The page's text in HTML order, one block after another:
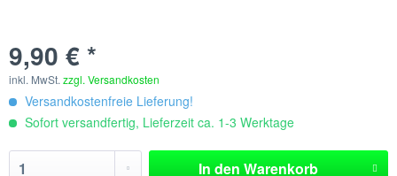
9,90 € *
inkl. MwSt. zzgl. Versandkosten
Versandkostenfreie Lieferung!
Sofort versandfertig, Lieferzeit ca. 1-3 Werktage
In den Warenkorb